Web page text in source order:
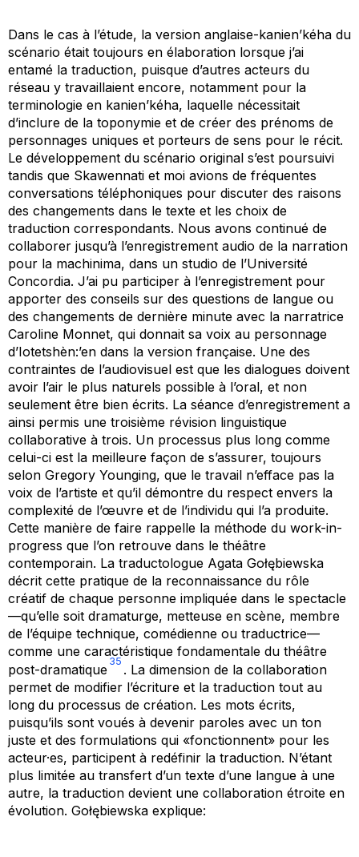
Dans le cas à l’étude, la version anglaise-kanien’kéha du
scénario était toujours en élaboration lorsque j’ai
entamé la traduction, puisque d’autres acteurs du
réseau y travaillaient encore, notamment pour la
terminologie en kanien’kéha, laquelle nécessitait
d’inclure de la toponymie et de créer des prénoms de
personnages uniques et porteurs de sens pour le récit.
Le développement du scénario original s’est poursuivi
tandis que Skawennati et moi avions de fréquentes
conversations téléphoniques pour discuter des raisons
des changements dans le texte et les choix de
traduction correspondants. Nous avons continué de
collaborer jusqu’à l’enregistrement audio de la narration
pour la machinima, dans un studio de l’Université
Concordia. J’ai pu participer à l’enregistrement pour
apporter des conseils sur des questions de langue ou
des changements de dernière minute avec la narratrice
Caroline Monnet, qui donnait sa voix au personnage
d’Iotetshèn:’en dans la version française. Une des
contraintes de l’audiovisuel est que les dialogues doivent
avoir l’air le plus naturels possible à l’oral, et non
seulement être bien écrits. La séance d’enregistrement a
ainsi permis une troisième révision linguistique
collaborative à trois. Un processus plus long comme
celui-ci est la meilleure façon de s’assurer, toujours
selon Gregory Younging, que le travail n’efface pas la
voix de l’artiste et qu’il démontre du respect envers la
complexité de l’œuvre et de l’individu qui l’a produite.
Cette manière de faire rappelle la méthode du work-in-
progress que l’on retrouve dans le théâtre
contemporain. La traductologue Agata Gołębiewska
décrit cette pratique de la reconnaissance du rôle
créatif de chaque personne impliquée dans le spectacle
—qu’elle soit dramaturge, metteuse en scène, membre
de l’équipe technique, comédienne ou traductrice—
comme une caractéristique fondamentale du théâtre
post-dramatique
35
. La dimension de la collaboration
permet de modifier l’écriture et la traduction tout au
long du processus de création. Les mots écrits,
puisqu’ils sont voués à devenir paroles avec un ton
juste et des formulations qui «fonctionnent» pour les
acteur·es, participent à redéfinir la traduction. N’étant
plus limitée au transfert d’un texte d’une langue à une
autre, la traduction devient une collaboration étroite en
évolution. Gołębiewska explique: